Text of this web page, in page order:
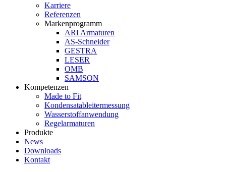
Karriere
Referenzen
Markenprogramm
ARI Armaturen
AS-Schneider
GESTRA
LESER
OMB
SAMSON
Kompetenzen
Made to Fit
Kondensat­ableiter­messung
Wasserstoff­anwendung
Regel­arma­turen
Produkte
News
Downloads
Kontakt